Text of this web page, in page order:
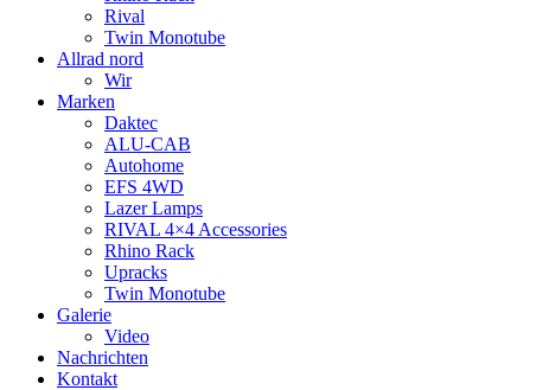
Rival
Twin Monotube
Allrad nord
Wir
Marken
Daktec
ALU-CAB
Autohome
EFS 4WD
Lazer Lamps
RIVAL 4×4 Accessories
Rhino Rack
Upracks
Twin Monotube
Galerie
Video
Nachrichten
Kontakt